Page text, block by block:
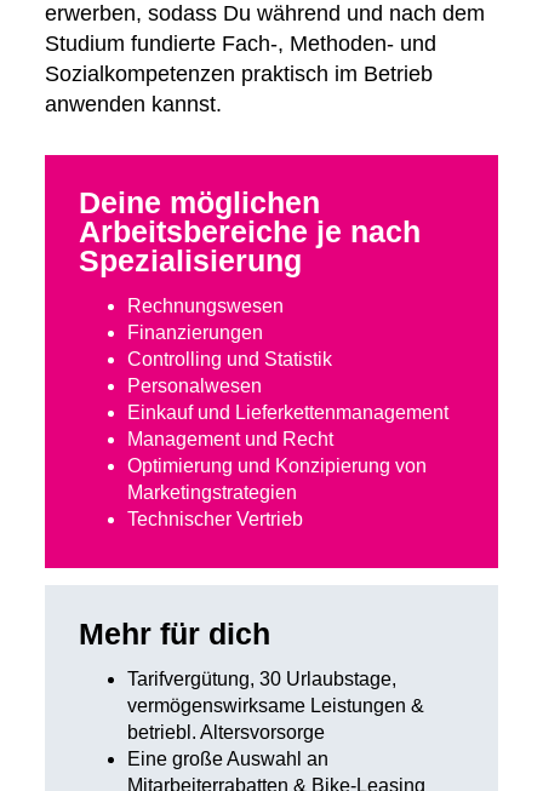
erwerben, sodass Du während und nach dem
Studium fundierte Fach-, Methoden- und
Sozialkompetenzen praktisch im Betrieb
anwenden kannst.
Deine möglichen
Arbeitsbereiche je nach
Spezialisierung
Rechnungswesen
Finanzierungen
Controlling und Statistik
Personalwesen
Einkauf und Lieferkettenmanagement
Management und Recht
Optimierung und Konzipierung von
Marketingstrategien
Technischer Vertrieb
Mehr für dich
Tarifvergütung, 30 Urlaubstage,
vermögenswirksame Leistungen &
betriebl. Altersvorsorge
Eine große Auswahl an
Mitarbeiterrabatten & Bike-Leasing